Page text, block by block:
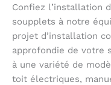
Confiez l’installation
soupplets à notre
projet d’installation
approfondie de votre
à une variété de
toit électriques,